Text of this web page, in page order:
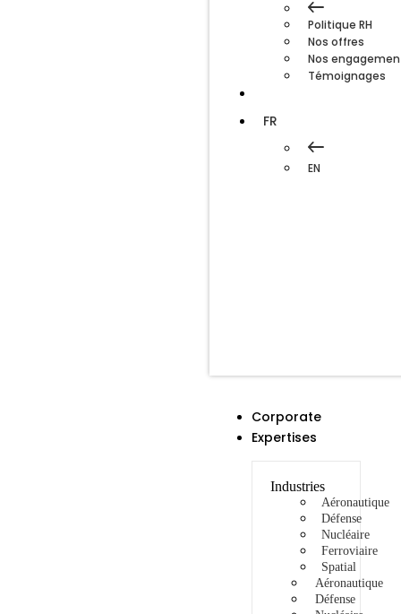
Politique RH
Nos offres
Nos
Témoignages
FR
EN
Corporate
Expertises
Industries
Aéronautique
Défense
Nucléaire
Ferroviaire
Spatial
Aéronautique
Défense